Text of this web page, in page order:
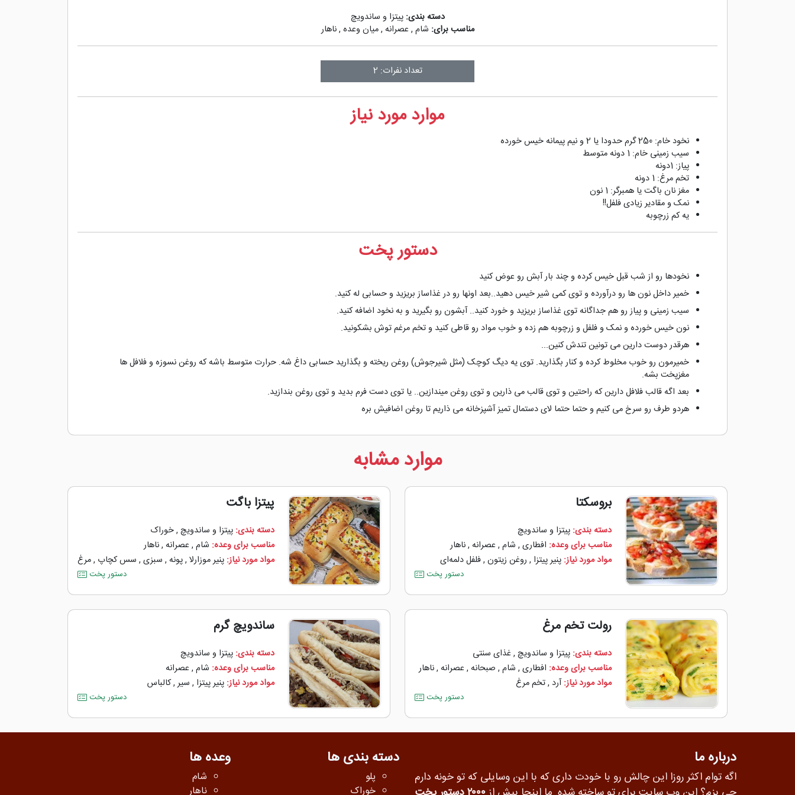
دسته بندی:پیتزا و ساندویچ
مناسب برای: شام , عصرانه ,میان وعده ,ناهار
تعداد نفرات: 2
موارد مورد نیاز
نخود خام: 250 گرم حدودا یا 2 و نیم پیمانه خیس خورده
سیب زمینی خام: 1 دونه متوسط
پیاز: 1دونه
تخم مرغ: 1 دونه
مغز نان باگت یا همبرگر: 1 نون
نمک و مقادیر زیادی فلفل!!
یه کم زرچوبه
دستور پخت
نخودها رو از شب قبل خیس کرده و چند بار آبش رو عوض کنید
خمیر داخل نون ها رو درآورده و توی کمی شیر خیس دهید..بعد اونها رو در غذاساز بریزید و حسابی له کنید.
سیب زمینی و پیاز رو هم جداگانه توی غذاساز بریزید و خورد کنید.. آبشون رو بگیرید و به نخود اضافه کنید.
نون خیس خورده و نمک و فلفل و زرچوبه هم زده و خوب مواد رو قاطی کنید و تخم مرغم توش بشکونید.
هرقدر دوست دارین می تونین تندش کنین...
خمیرمون رو خوب مخلوط کرده و کنار بگذارید. توی یه دیگ کوچک (مثل شیرجوش) روغن ریخته و بگذارید حسابی داغ شه. حرارت متوسط باشه که روغن نسوزه و فلافل ها
مغزپخت بشه.
بعد اگه قالب فلافل دارین که راحتین و توی قالب می ذارین و توی روغن میندازین.. یا توی دست فرم بدید و توی روغن بندازید.
هردو طرف رو سرخ می کنیم و حتما حتما لای دستمال تمیز آشپزخانه می ذاریم تا روغن اضافیش بره
موارد مشابه
بروسکتا
دسته بندی: پیتزا و ساندویچ
مناسب برای وعده: افطاری, شام, عصرانه,ناهار
مواد مورد نیاز: پنیر پیتزا , روغن زیتون,فلفل دلمه‌‌ای
دستور پخت
پیتزا باگت
دسته بندی: پیتزا و ساندویچ,خوراک
مناسب برای وعده: شام, عصرانه,ناهار
مواد مورد نیاز: پنیر موزارلا,پونه, سبزی, سس کچاپ ,مرغ
دستور پخت
رولت تخم مرغ
دسته بندی: پیتزا و ساندویچ, غذای سنتی
مناسب برای وعده: افطاری, شام, صبحانه, عصرانه,ناهار
مواد مورد نیاز:آرد ,تخم مرغ
دستور پخت
ساندویچ گرم
دسته بندی: پیتزا و ساندویچ
مناسب برای وعده: شام, عصرانه
مواد مورد نیاز: پنیر پیتزا , سیر,کالباس
دستور پخت
درباره ما
اگه توام اکثر روزا این چالش رو با خودت داری که با این وسایلی که تو خونه دارم
دسته بندی ها
پلو
خوراک
وعده ها
شام
ناهار